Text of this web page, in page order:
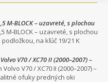
M-BLOCK – uzavreté, s plochou
na kľúč 19/21
M-BLOCK – uzavreté, s plochou
na kľúč 19/21 K
V70 / XC70 II (2000–2007) –
V70 / XC70 II (2000–2007) –
ofuky predných oki